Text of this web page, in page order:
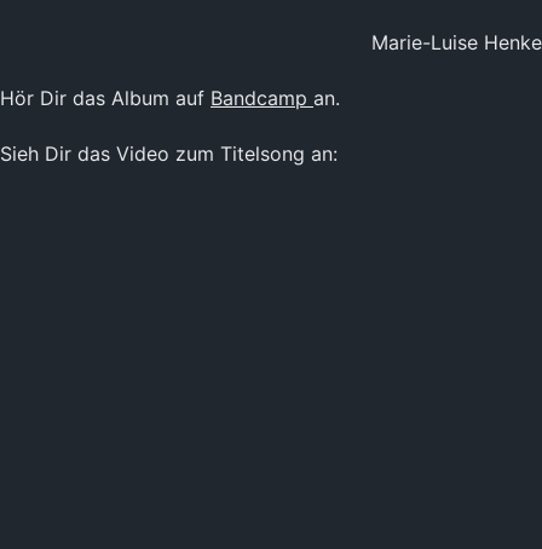
Marie-Luise Henke
Hör Dir das Album auf Bandcamp an.
Sieh Dir das Video zum Titelsong an: